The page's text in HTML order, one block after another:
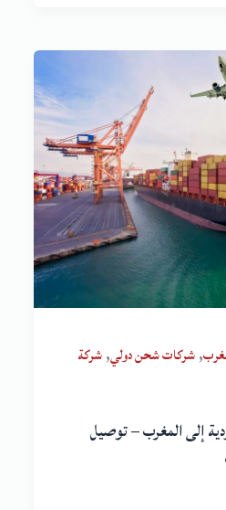
,شركات شحن دولي,شركة
إلى المغرب – توصيل